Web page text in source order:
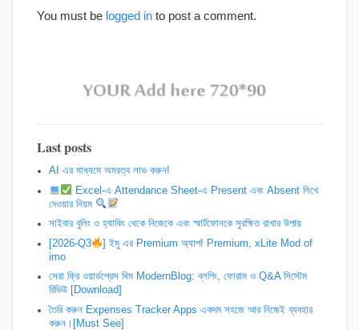
You must be logged in to post a comment.
Last posts
AI এর মাধ্যমে অমরত্ব লাভ করুন!
Excel-এ Attendance Sheet-এ Present এবং Absent লিখে
দেওয়ার নিয়ম
সাইবার বুলিং ও হ্যাকিং থেকে নিজেকে এবং স্মার্টফোনকে সুরক্ষিত রাখার উপায়
[2026-Q3
] ইমু এর Premium অ্যাপ! Premium, xLite Mod of
imo
সেরা ফ্রি ওয়ার্ডপ্রেস থিম ModernBlog: ব্লগিং, ফোরাম ও Q&A সিস্টেম
রিভিউ [Download]
তৈরি করুন Expenses Tracker Apps একদম সহজে আর নিজেই ব্যবহার
করুন।[Must See]